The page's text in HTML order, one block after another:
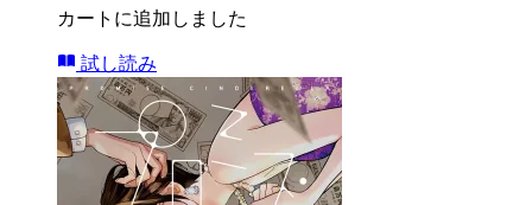
カートに追加しました
試し読み